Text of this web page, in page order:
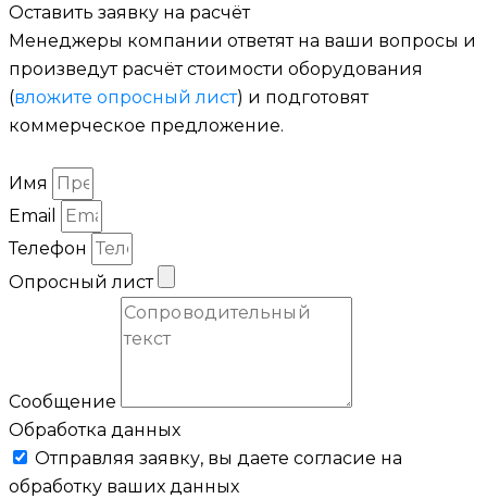
Оставить заявку на расчёт
Менеджеры компании ответят на ваши вопросы и
произведут расчёт стоимости оборудования
(вложите опросный лист) и подготовят
коммерческое предложение.
Имя
Email
Телефон
Опросный лист
Сообщение
Обработка данных
Отправляя заявку, вы даете согласие на
обработку ваших данных